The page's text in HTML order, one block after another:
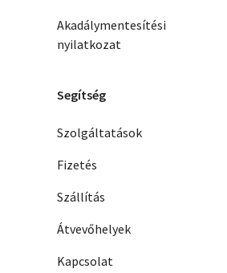
Akadálymentesítési
nyilatkozat
Segítség
Szolgáltatások
Fizetés
Szállítás
Átvevőhelyek
Kapcsolat